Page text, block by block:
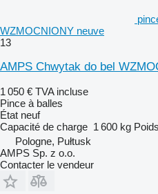
WZMOCNIONY neuve
13
AMPS Chwytak do bel
1 050 € TVA incluse
Pince à balles
État neuf
Capacité de charge 1 600 kg
Pologne, Pułtusk
AMPS Sp. z o.o.
Contacter le vendeur